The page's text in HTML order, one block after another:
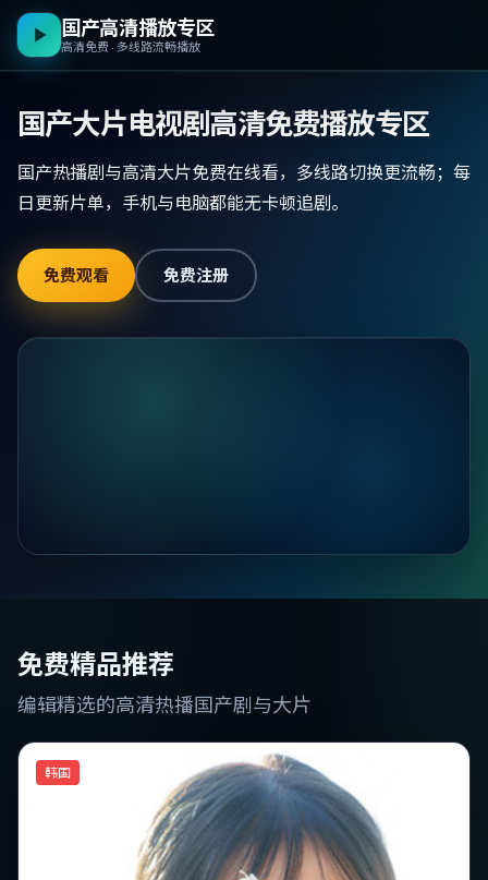
国产高清播放专区
高清免费 · 多线路流畅播放
国产大片电视剧高清免费播放专区
国产热播剧与高清大片免费在线看，多线路切换更流畅；每
日更新片单，手机与电脑都能无卡顿追剧。
免费观看 免费注册
免费精品推荐
编辑精选的高清热播国产剧与大片
韩国